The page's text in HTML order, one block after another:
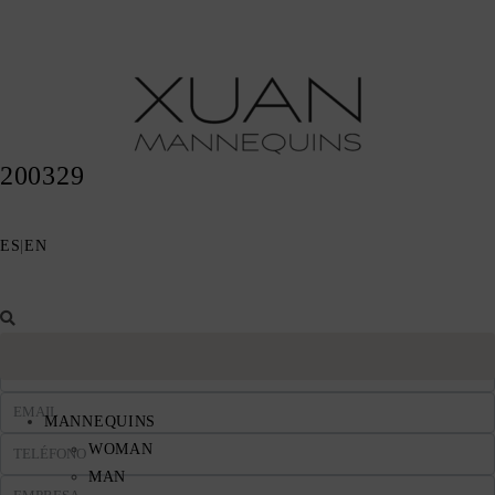
ES EN
MANNEQUINS
WOMAN
MAN
200329